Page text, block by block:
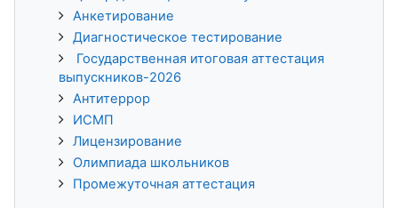
Анкетирование
Диагностическое тестирование
Государственная итоговая аттестация
выпускников-2026
Антитеррор
ИСМП
Лицензирование
Олимпиада школьников
Промежуточная аттестация